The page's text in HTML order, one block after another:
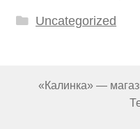
Uncategorized
«Калинка» —